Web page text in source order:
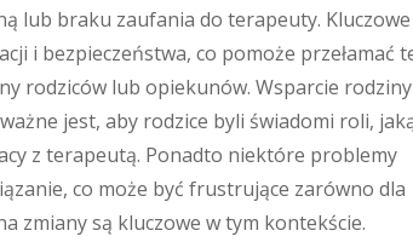
lub braku zaufania do terapeuty. Kluczowe
i bezpieczeństwa, co pomoże przełamać
rodziców lub opiekunów. Wsparcie
jest, aby rodzice byli świadomi roli,
z terapeutą. Ponadto niektóre problemy
co może być frustrujące zarówno dla
zmiany są kluczowe w tym kontekście.